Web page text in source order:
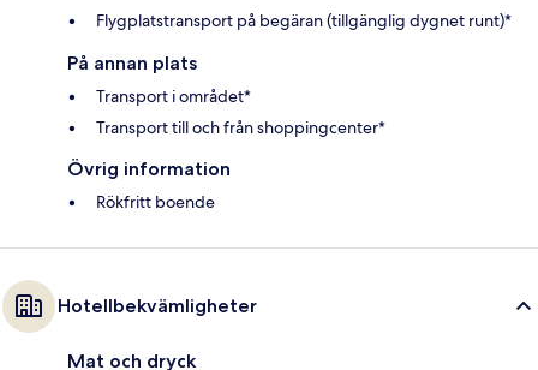
Flygplatstransport på begäran (tillgänglig dygnet runt)*
På annan plats
Transport i området*
Transport till och från shoppingcenter*
Övrig information
Rökfritt boende
Hotellbekvämligheter
Mat och dryck